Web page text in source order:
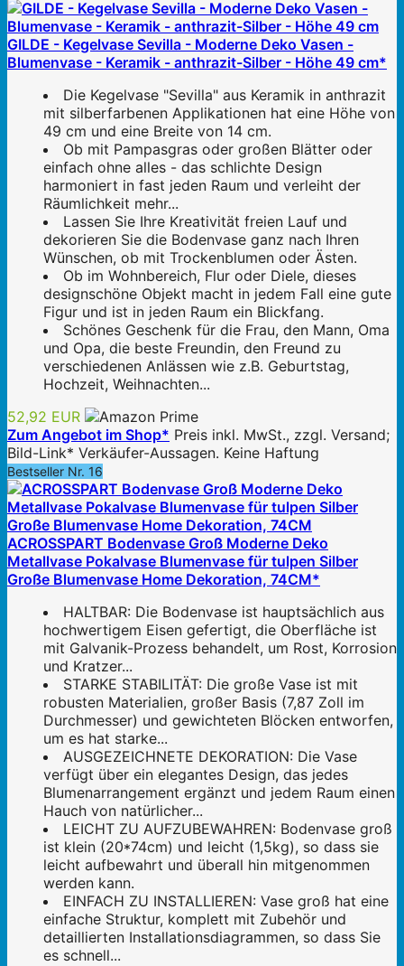
GILDE - Kegelvase Sevilla - Moderne Deko Vasen -
Blumenvase - Keramik - anthrazit-Silber - Höhe 49 cm*
Die Kegelvase "Sevilla" aus Keramik in anthrazit
mit silberfarbenen Applikationen hat eine Höhe von
49 cm und eine Breite von 14 cm.
Ob mit Pampasgras oder großen Blätter oder
einfach ohne alles - das schlichte Design
harmoniert in fast jeden Raum und verleiht der
Räumlichkeit mehr...
Lassen Sie Ihre Kreativität freien Lauf und
dekorieren Sie die Bodenvase ganz nach Ihren
Wünschen, ob mit Trockenblumen oder Ästen.
Ob im Wohnbereich, Flur oder Diele, dieses
designschöne Objekt macht in jedem Fall eine gute
Figur und ist in jeden Raum ein Blickfang.
Schönes Geschenk für die Frau, den Mann, Oma
und Opa, die beste Freundin, den Freund zu
verschiedenen Anlässen wie z.B. Geburtstag,
Hochzeit, Weihnachten...
52,92 EUR
Zum Angebot im Shop* Preis inkl. MwSt., zzgl. Versand;
Bild-Link* Verkäufer-Aussagen. Keine Haftung
Bestseller Nr. 16
ACROSSPART Bodenvase Groß Moderne Deko
Metallvase Pokalvase Blumenvase für tulpen Silber
Große Blumenvase Home Dekoration, 74CM*
HALTBAR: Die Bodenvase ist hauptsächlich aus
hochwertigem Eisen gefertigt, die Oberfläche ist
mit Galvanik-Prozess behandelt, um Rost, Korrosion
und Kratzer...
STARKE STABILITÄT: Die große Vase ist mit
robusten Materialien, großer Basis (7,87 Zoll im
Durchmesser) und gewichteten Blöcken entworfen,
um es hat starke...
AUSGEZEICHNETE DEKORATION: Die Vase
verfügt über ein elegantes Design, das jedes
Blumenarrangement ergänzt und jedem Raum einen
Hauch von natürlicher...
LEICHT ZU AUFZUBEWAHREN: Bodenvase groß
ist klein (20*74cm) und leicht (1,5kg), so dass sie
leicht aufbewahrt und überall hin mitgenommen
werden kann.
EINFACH ZU INSTALLIEREN: Vase groß hat eine
einfache Struktur, komplett mit Zubehör und
detaillierten Installationsdiagrammen, so dass Sie
es schnell...